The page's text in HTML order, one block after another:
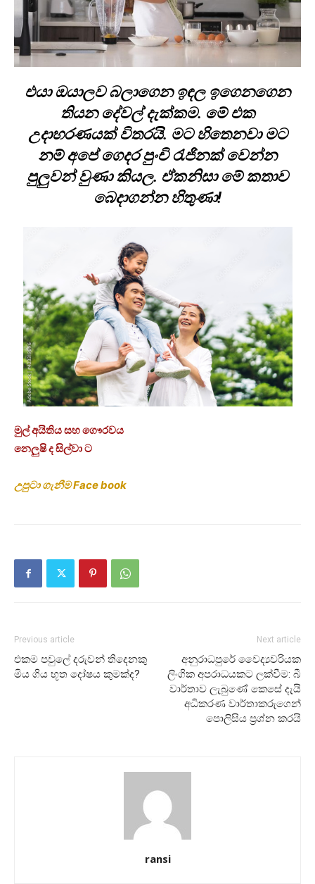
එයා ඔයාලව බලාගෙන ඉඳල ඉගෙනගෙන
තියන දේවල් දැක්කම. මේ එක
උදාහරණයක් විතරයි. මට හිතෙනවා මට
නම් අපේ ගෙදර පුංචි රැජිනක් වෙන්න
පුලුවන් වුණා කියල. ඒකනිසා මේ කතාව
බෙදාගන්න හිතුණා!
මුල් අයිතිය සහ ගෞරවය
නෙලුෂි ද සිල්වා ට
උපුටා ගැනීම Face book
Previous article
එකම පවුලේ දරුවන් තිදෙනකු
මිය ගිය භූත දෝෂය කුමක්ද?
Next article
අනුරාධපුරේ වෛද්‍යවරියක
ලිංගික අපරාධයකට ලක්වීම: බී
වාර්තාව ලැබුණේ කෙසේ දැයි
අධිකරණ වාර්තාකරුගෙන්
පොලිසිය ප්‍රශ්න කරයි
ransi